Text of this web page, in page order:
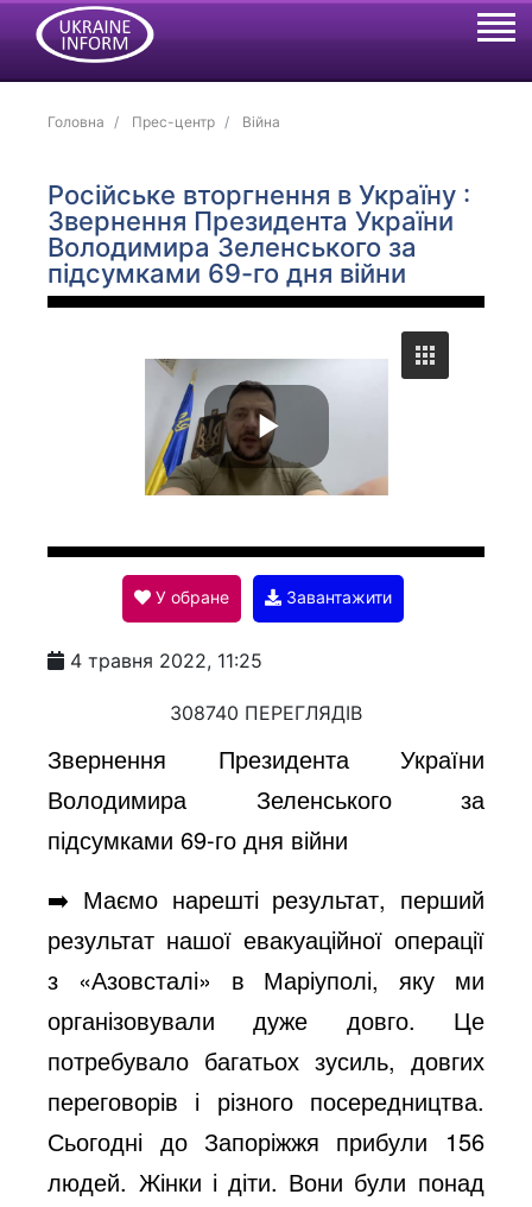
Головна Прес-центр Війна
Російське вторгнення в Україну :
Звернення Президента України
Володимира Зеленського за
підсумками 69-го дня війни
P
l
a
y
V
i
d
e
o
У обране Завантажити
4 травня 2022, 11:25
308740 ПЕРЕГЛЯДІВ
Звернення Президента України
Володимира Зеленського за
підсумками 69-го дня війни
➡️ Маємо нарешті результат, перший
результат нашої евакуаційної операції
з «Азовсталі» в Маріуполі, яку ми
організовували дуже довго. Це
потребувало багатьох зусиль, довгих
переговорів і різного посередництва.
Сьогодні до Запоріжжя прибули 156
людей. Жінки і діти. Вони були понад